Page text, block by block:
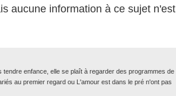
aucune information à ce sujet n'est
enfance, elle se plaît à regarder des programmes de
au premier regard ou L'amour est dans le pré n'ont pas